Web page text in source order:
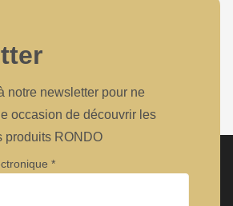
notre newsletter pour ne
occasion de découvrir les
produits RONDO